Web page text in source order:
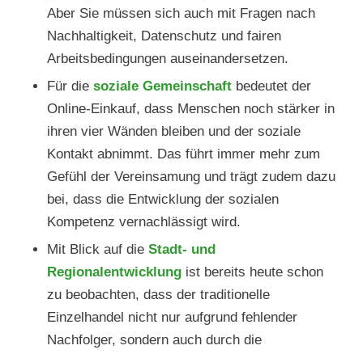
Aber Sie müssen sich auch mit Fragen nach
Nachhaltigkeit, Datenschutz und fairen
Arbeitsbedingungen auseinandersetzen.
Für die soziale Gemeinschaftbedeutet der
Online-Einkauf, dass Menschen noch stärker in
ihren vier Wänden bleiben und der soziale
Kontakt abnimmt. Das führt immer mehr zum
Gefühl der Vereinsamung und trägt zudem dazu
bei, dass die Entwicklung der sozialen
Kompetenz vernachlässigt wird.
Mit Blick auf die Stadt- und
Regionalentwicklungist bereits heute schon
zu beobachten, dass der traditionelle
Einzelhandel nicht nur aufgrund fehlender
Nachfolger, sondern auch durch die